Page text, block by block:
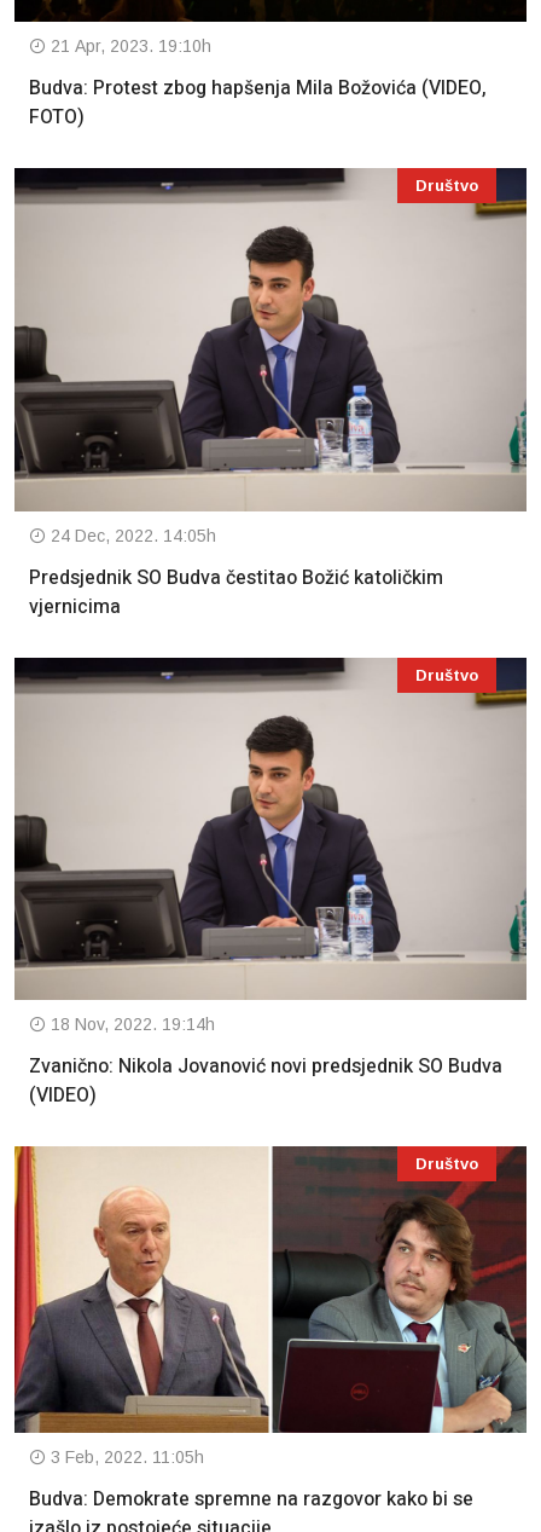
21 Apr, 2023. 19:10h
Budva: Protest zbog hapšenja Mila Božovića (VIDEO,
FOTO)
Društvo
24 Dec, 2022. 14:05h
Predsjednik SO Budva čestitao Božić katoličkim
vjernicima
Društvo
18 Nov, 2022. 19:14h
Zvanično: Nikola Jovanović novi predsjednik SO Budva
(VIDEO)
Društvo
3 Feb, 2022. 11:05h
Budva: Demokrate spremne na razgovor kako bi se